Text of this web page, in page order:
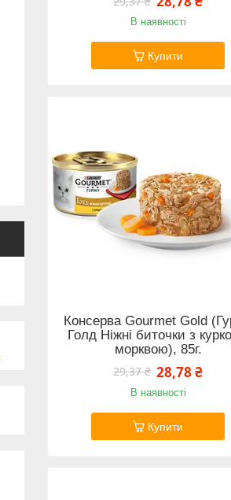
В наявності
Купити
Консерва Gourmet Gold
Голд Ніжні биточки з
морквою), 85г.
29,37 ₴ 28,78 ₴
В наявності
Купити